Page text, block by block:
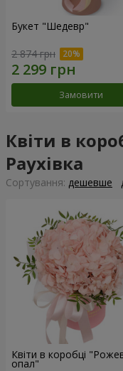
Букет "Шедевр"
2 874 грн
Замовити
Квіти в
Раухівка
Сортування: дешевше
Квіти в коробці
опал"